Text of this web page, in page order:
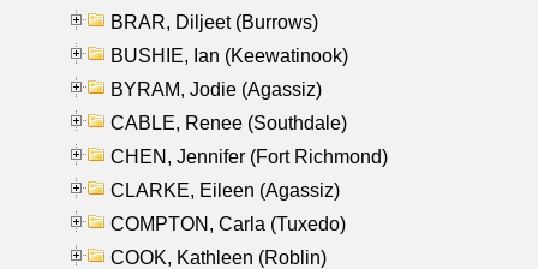
BRAR, Diljeet (Burrows)
BUSHIE, Ian (Keewatinook)
BYRAM, Jodie (Agassiz)
CABLE, Renee (Southdale)
CHEN, Jennifer (Fort Richmond)
CLARKE, Eileen (Agassiz)
COMPTON, Carla (Tuxedo)
COOK, Kathleen (Roblin)